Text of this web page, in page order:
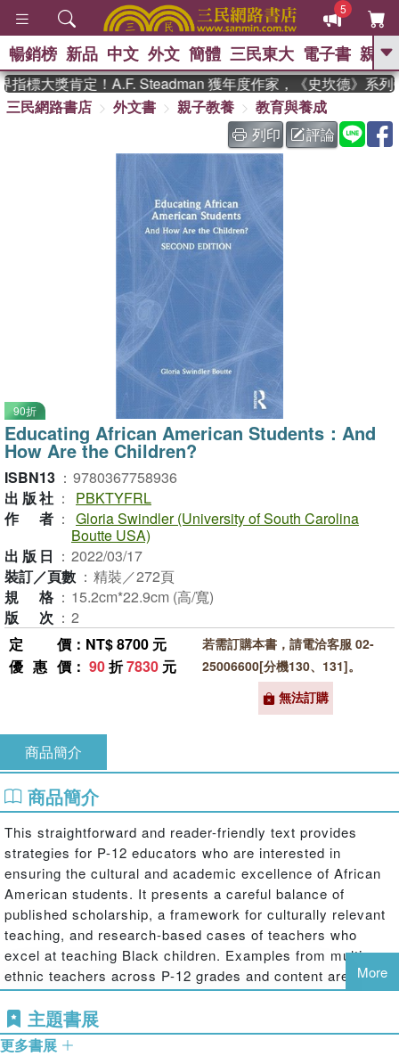
5
GO
熱搜： 東野圭吾 、 高希均教授回憶錄
The Odyssey 、 父親節 、 如果歷
史是一群喵 、 暑期推薦 、 國際布克
獎 臺灣漫遊錄
、
、 數學女孩：黎曼猜想
偉大的迷走神經
暢銷榜 新品 中文 外文 簡體 三民東大 電子書 親子
標大獎肯定！A.F. Steadman 獲年度作家，《史坎德》系列
三民網路書店
外文書 親子教養
教育與養成
列印
評論
90折
Educating African American Students：And
How Are the Children?
ISBN13 ： 9780367758936
出版社 ：
PBKTYFRL
作者 ： Gloria Swindler (University of South Carolina
Boutte USA)
出版日 ： 2022/03/17
裝訂／頁數 ： 精裝／272頁
規格 ： 15.2cm*22.9cm (高/寬)
版次 ： 2
定價 ：NT$ 8700 元
優惠價 ： 90折7830 元
若需訂購本書，請電洽客服 02-
25006600[分機130、131]。
無法訂購
商品簡介
商品簡介
This straightforward and reader-friendly text provides
strategies for P-12 educators who are interested in
ensuring the cultural and academic excellence of African
American students. It presents a careful balance of
published scholarship, a framework for culturally relevant
teaching, and research-based cases of teachers who
excel at teaching Black children. Examples from multi-
ethnic teachers across P-12 grades and content areas
(e.g., ELA, science, mathematics, social studies, arts) are
presented so that others can extrapolate in their
respective educational settings.
More
主題書展
更多書展